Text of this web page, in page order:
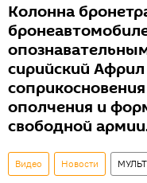
Колонна
сирийский
ополчения и
свободной
Видео Новости